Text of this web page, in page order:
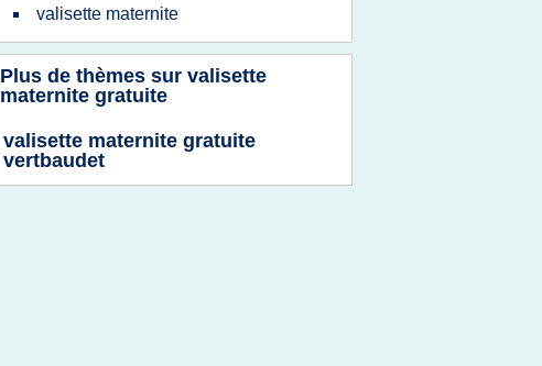
valisette maternite
Plus de thèmes sur valisette
maternite gratuite
valisette maternite gratuite
vertbaudet